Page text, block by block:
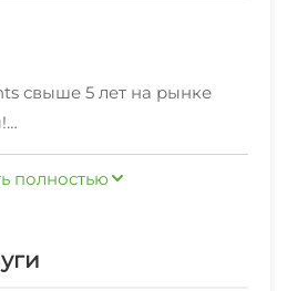
свыше 5 лет на рынке
полностью